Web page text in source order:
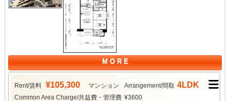
M O R E
Rent/賃料 ¥105,300 マンション Arrangement/間取 4LDK
Common Area Charge/共益費・管理費 ¥3600